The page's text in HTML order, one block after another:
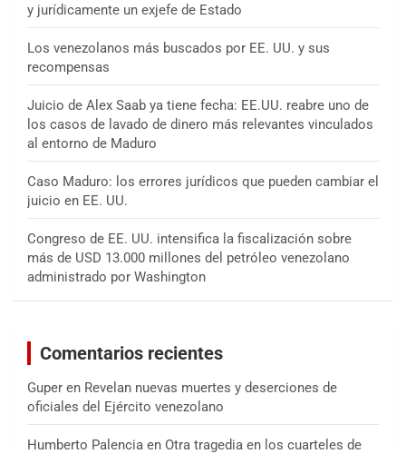
y jurídicamente un exjefe de Estado
Los venezolanos más buscados por EE. UU. y sus
recompensas
Juicio de Alex Saab ya tiene fecha: EE.UU. reabre uno de
los casos de lavado de dinero más relevantes vinculados
al entorno de Maduro
Caso Maduro: los errores jurídicos que pueden cambiar el
juicio en EE. UU.
Congreso de EE. UU. intensifica la fiscalización sobre
más de USD 13.000 millones del petróleo venezolano
administrado por Washington
Comentarios recientes
Guper en Revelan nuevas muertes y deserciones de
oficiales del Ejército venezolano
Humberto Palencia en Otra tragedia en los cuarteles de